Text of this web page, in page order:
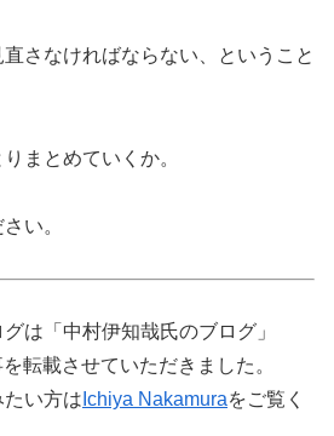
さなければならない、ということ
まとめていくか。
い。
は「中村伊知哉氏のブログ」
転載させていただきました。
い方は Ichiya Nakamuraをご覧く